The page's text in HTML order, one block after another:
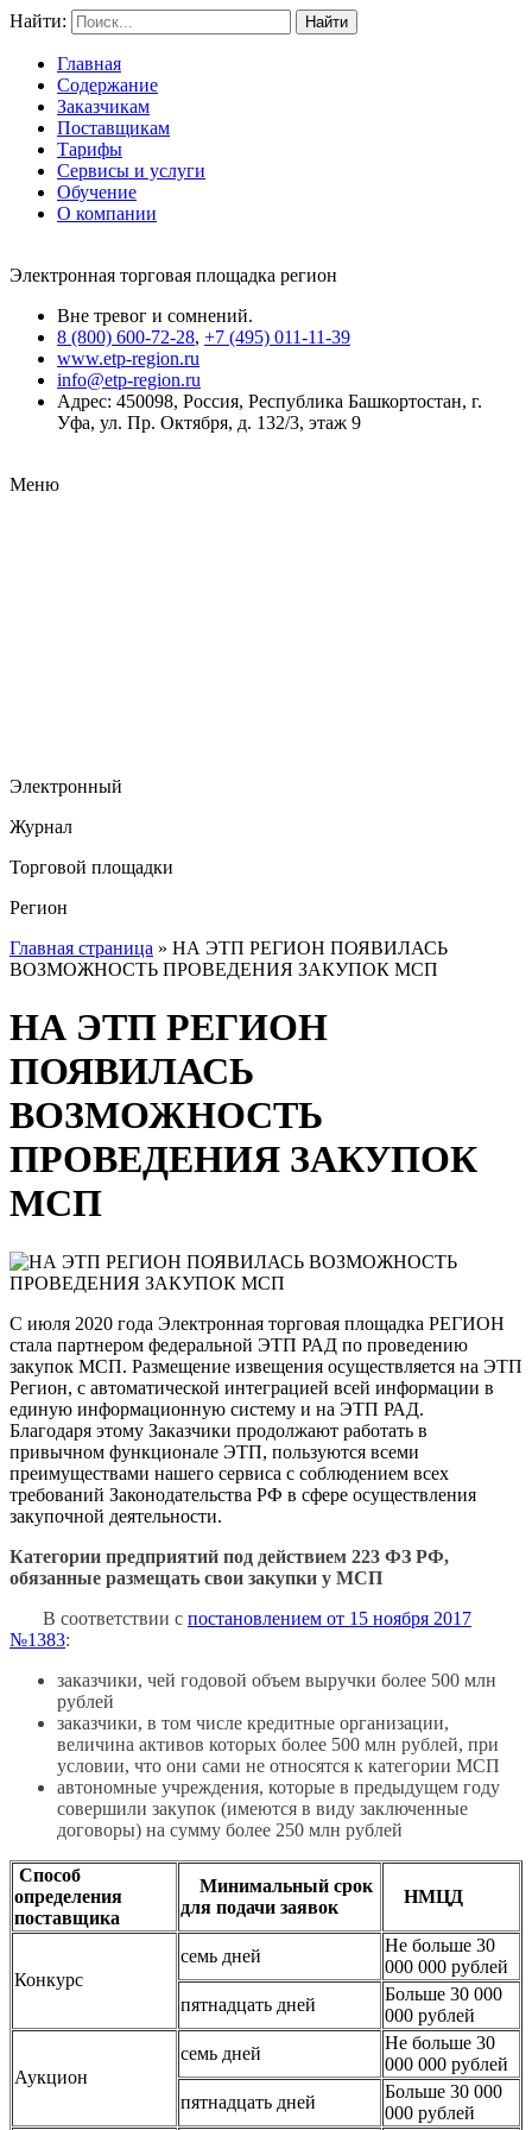
Найти:
Главная
Содержание
Заказчикам
Поставщикам
Тарифы
Сервисы и услуги
Обучение
О компании
Электронная торговая площадка регион
Вне тревог и сомнений.
8 (800) 600-72-28, +7 (495) 011-11-39
www.etp-region.ru
info@etp-region.ru
Адрес: 450098, Россия, Республика Башкортостан, г.
Уфа, ул. Пр. Октября, д. 132/3, этаж 9
Меню
Электронный
Журнал
Торговой площадки
Регион
Главная страница » НА ЭТП РЕГИОН ПОЯВИЛАСЬ
ВОЗМОЖНОСТЬ ПРОВЕДЕНИЯ ЗАКУПОК МСП
НА ЭТП РЕГИОН
ПОЯВИЛАСЬ
ВОЗМОЖНОСТЬ
ПРОВЕДЕНИЯ ЗАКУПОК
МСП
С июля 2020 года Электронная торговая площадка РЕГИОН
стала партнером федеральной ЭТП РАД по проведению
закупок МСП. Размещение извещения осуществляется на ЭТП
Регион, с автоматической интеграцией всей информации в
единую информационную систему и на ЭТП РАД.
Благодаря этому Заказчики продолжают работать в
привычном функционале ЭТП, пользуются всеми
преимуществами нашего сервиса с соблюдением всех
требований Законодательства РФ в сфере осуществления
закупочной деятельности.
Категории предприятий под действием 223 ФЗ РФ,
обязанные размещать свои закупки у МСП
В соответствии с постановлением от 15 ноября 2017
№1383:
заказчики, чей годовой объем выручки более 500 млн
рублей
заказчики, в том числе кредитные организации,
величина активов которых более 500 млн рублей, при
условии, что они сами не относятся к категории МСП
автономные учреждения, которые в предыдущем году
совершили закупок (имеются в виду заключенные
договоры) на сумму более 250 млн рублей
Способ
определения
поставщика
Минимальный срок
для подачи заявок
НМЦД
Конкурс
семь дней
Не больше 30
000 000 рублей
пятнадцать дней
Больше 30 000
000 рублей
Аукцион
семь дней
Не больше 30
000 000 рублей
пятнадцать дней
Больше 30 000
000 рублей